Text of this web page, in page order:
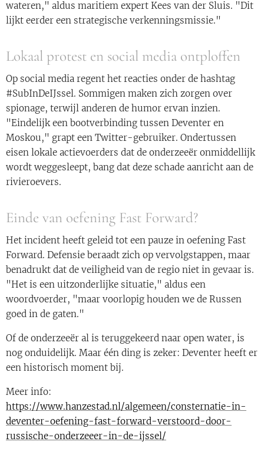
wateren," aldus maritiem expert Kees van der Sluis. "Dit
lijkt eerder een strategische verkenningsmissie."
Lokaal protest en social media ontploffen
Op social media regent het reacties onder de hashtag
#SubInDeIJssel. Sommigen maken zich zorgen over
spionage, terwijl anderen de humor ervan inzien.
"Eindelijk een bootverbinding tussen Deventer en
Moskou," grapt een Twitter-gebruiker. Ondertussen
eisen lokale actievoerders dat de onderzeeër onmiddellijk
wordt weggesleept, bang dat deze schade aanricht aan de
rivieroevers.
Einde van oefening Fast Forward?
Het incident heeft geleid tot een pauze in oefening Fast
Forward. Defensie beraadt zich op vervolgstappen, maar
benadrukt dat de veiligheid van de regio niet in gevaar is.
"Het is een uitzonderlijke situatie," aldus een
woordvoerder, "maar voorlopig houden we de Russen
goed in de gaten."
Of de onderzeeër al is teruggekeerd naar open water, is
nog onduidelijk. Maar één ding is zeker: Deventer heeft er
een historisch moment bij.
Meer info:
https://www.hanzestad.nl/algemeen/consternatie-in-
deventer-oefening-fast-forward-verstoord-door-
russische-onderzeeer-in-de-ijssel/